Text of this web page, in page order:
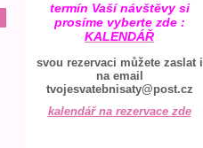
termín Vaší návštěvy si
prosíme vyberte zde :
KALENDÁŘ
svou rezervaci můžete zaslat i
na email
tvojesvatebnisaty@post.cz
kalendář na rezervace zde